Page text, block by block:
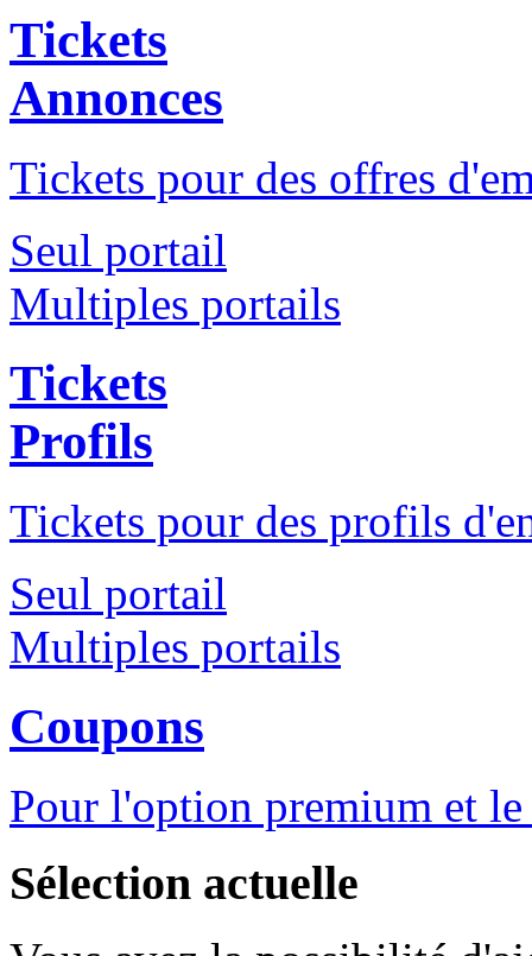
Tickets
Annonces
Tickets pour des offres
Seul portail
Multiples portails
Tickets
Profils
Tickets pour des profils
Seul portail
Multiples portails
Coupons
Pour l'option premium et
Sélection actuelle